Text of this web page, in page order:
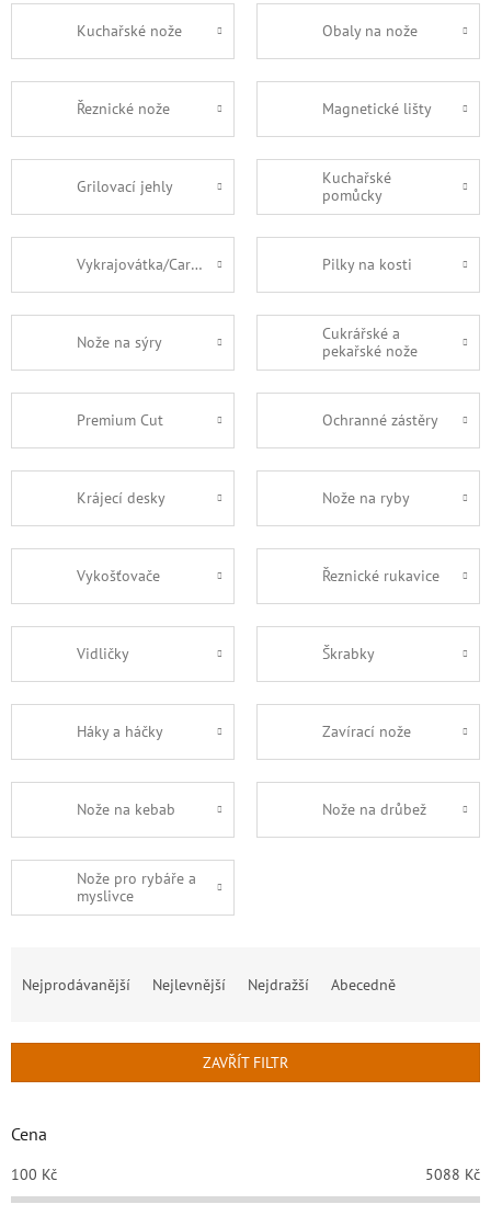
Kuchařské nože Obaly na nože
Řeznické nože Magnetické lišty
Grilovací jehly
Kuchařské
pomůcky
Vykrajovátka/Carving Pilky na kosti
Nože na sýry
Cukrářské a
pekařské nože
Premium Cut Ochranné zástěry
Krájecí desky Nože na ryby
Vykošťovače Řeznické rukavice
Vidličky Škrabky
Háky a háčky Zavírací nože
Nože na kebab Nože na drůbež
Nože pro rybáře a
myslivce
í
r
d
u
Nejprodávanější Nejlevnější Nejdražší Abecedně
ZAVŘÍT FILTR
Cena
100 Kč 5088 Kč